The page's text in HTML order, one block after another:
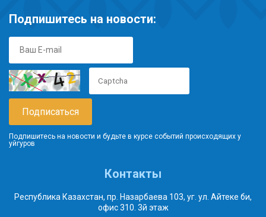
Подпишитесь на новости:
Подпишитесь на новости и будьте в курсе событий происходящих у
уйгуров
Контакты
Республика Казахстан, пр. Назарбаева 103, уг. ул. Айтеке би,
офис 310. 3й этаж